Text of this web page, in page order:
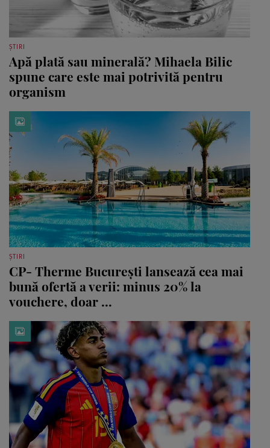
ȘTIRI
Apă plată sau minerală? Mihaela Bilic
spune care este mai potrivită pentru
organism
ȘTIRI
CP- Therme București lansează cea mai
bună ofertă a verii: minus 20% la
vouchere, doar ...